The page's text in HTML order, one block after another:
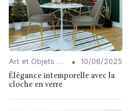
Art et Objets Décoratifs • 10/06/2025
Élégance intemporelle avec la
cloche en verre